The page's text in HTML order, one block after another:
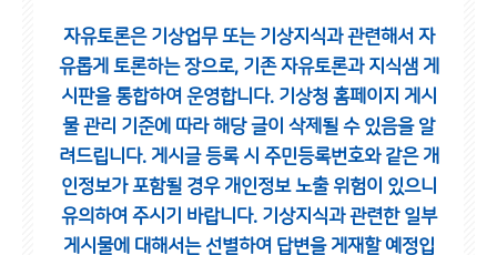
자유토론은 기상업무 또는 기상지식과 관련해서 자
유롭게 토론하는 장으로, 기존 자유토론과 지식샘 게
시판을 통합하여 운영합니다. 기상청 홈페이지 게시
물 관리 기준에 따라 해당 글이 삭제될 수 있음을 알
려드립니다. 게시글 등록 시 주민등록번호와 같은 개
인정보가 포함될 경우 개인정보 노출 위험이 있으니
유의하여 주시기 바랍니다. 기상지식과 관련한 일부
게시물에 대해서는 선별하여 답변을 게재할 예정입